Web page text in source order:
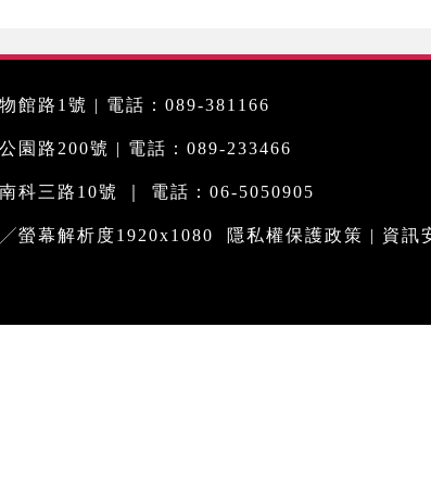
館路1號 | 電話：089-381166
園路200號 | 電話：089-233466
科三路10號 ｜ 電話：06-5050905
螢幕解析度1920x1080 隱私權保護政策 | 資訊